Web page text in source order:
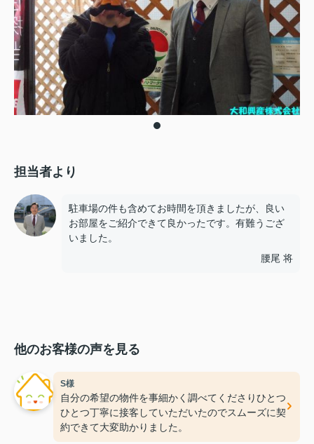
担当者より
駐車場の件も含めてお時間を頂きましたが、良い
お部屋をご紹介できて良かったです。有難うござ
いました。
腰尾 将
他のお客様の声を見る
S様
自分の希望の物件を事細かく調べてくださりひとつ
ひとつ丁寧に接客していただいたのでスムーズに契
約できて大変助かりました。